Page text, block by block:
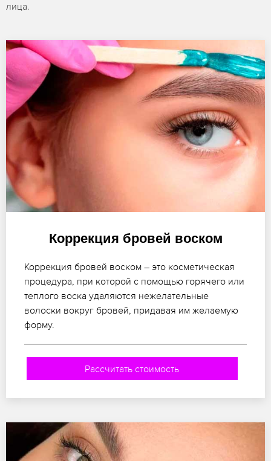
лица.
Коррекция бровей воском
Коррекция бровей воском – это косметическая
процедура, при которой с помощью горячего или
теплого воска удаляются нежелательные
волоски вокруг бровей, придавая им желаемую
форму.
Рассчитать стоимость